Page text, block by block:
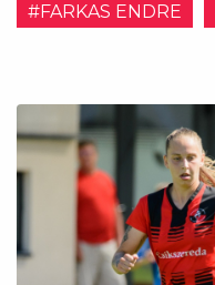
#FARKAS ENDRE